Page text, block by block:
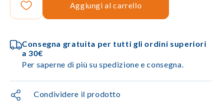
Aggiungi al carrello
Consegna gratuita per tutti gli ordini superiori
a 30€
Per saperne di più su spedizione e consegna.
Condividere il prodotto